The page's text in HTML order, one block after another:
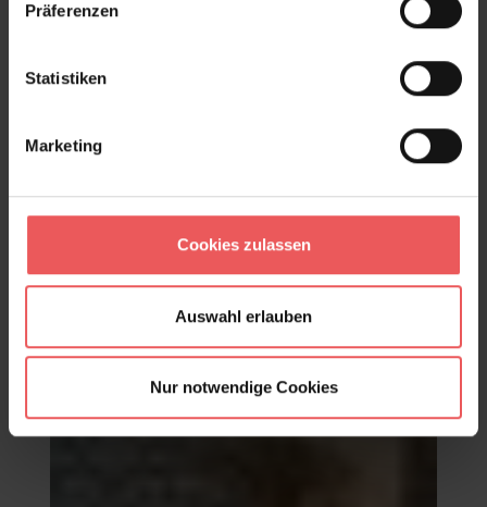
Präferenzen
Statistiken
Marketing
Cookies zulassen
Auswahl erlauben
Nur notwendige Cookies
Archibald, col. 04